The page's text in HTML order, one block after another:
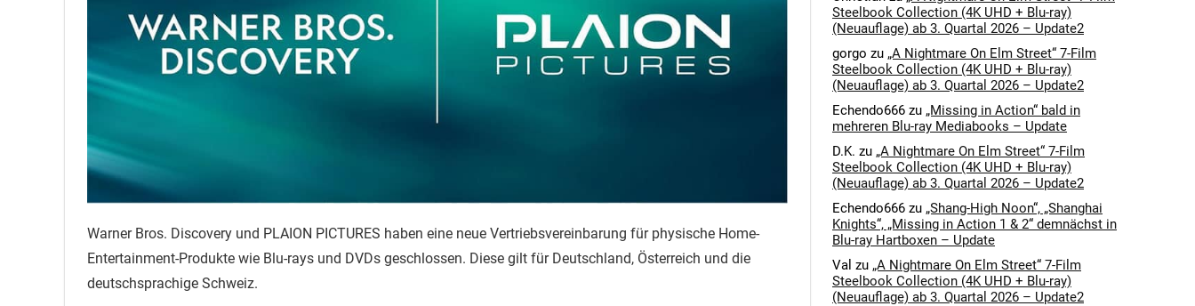
Warner Bros. Discovery und PLAION PICTURES haben eine neue Vertriebsvereinbarung für physische Home-
Entertainment-Produkte wie Blu-rays und DVDs geschlossen. Diese gilt für Deutschland, Österreich und die
deutschsprachige Schweiz.
Steelbook Collection (4K UHD + Blu-ray)
(Neuauflage) ab 3. Quartal 2026 – Update2
gorgo zu „A Nightmare On Elm Street“ 7-Film
Steelbook Collection (4K UHD + Blu-ray)
(Neuauflage) ab 3. Quartal 2026 – Update2
Echendo666 zu „Missing in Action“ bald in
mehreren Blu-ray Mediabooks – Update
D.K. zu „A Nightmare On Elm Street“ 7-Film
Steelbook Collection (4K UHD + Blu-ray)
(Neuauflage) ab 3. Quartal 2026 – Update2
Echendo666 zu „Shang-High Noon“, „Shanghai
Knights“, „Missing in Action 1 & 2“ demnächst in
Blu-ray Hartboxen – Update
Val zu „A Nightmare On Elm Street“ 7-Film
Steelbook Collection (4K UHD + Blu-ray)
(Neuauflage) ab 3. Quartal 2026 – Update2